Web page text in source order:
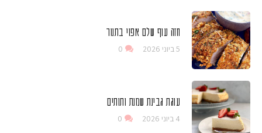
חזה עוף שלם אפוי בתנור
5 ביוני 2026 0
עוגת גבינת שמנת ותותים
4 ביוני 2026 0